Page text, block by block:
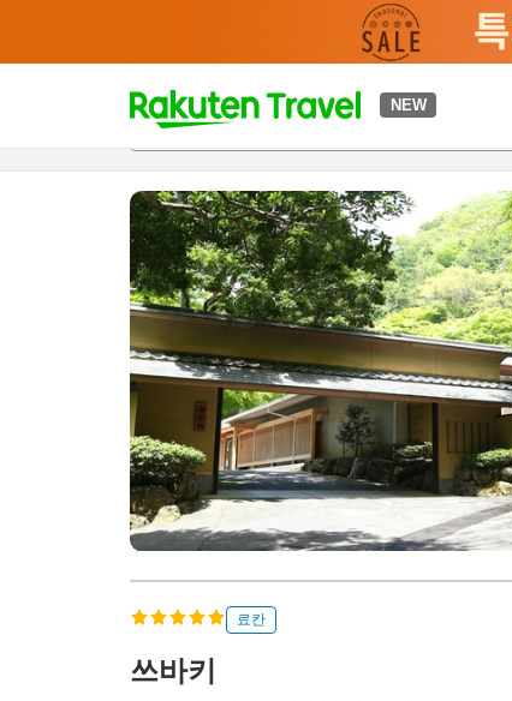
NEW
t
p
a
g
e
_
s
e
a
c
h
개요객실 & 숙박 상품이용 후기 하이라이트
료칸
쓰바키